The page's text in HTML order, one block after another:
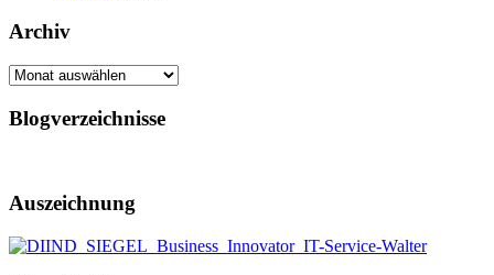
Archiv
Archiv
Blogverzeichnisse
Auszeichnung